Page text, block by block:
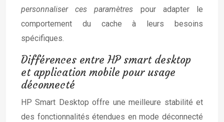
personnaliser ces paramètres pour adapter le
comportement du cache à leurs besoins
spécifiques.
Différences entre HP smart desktop
et application mobile pour usage
déconnecté
HP Smart Desktop offre une meilleure stabilité et
des fonctionnalités étendues en mode déconnecté